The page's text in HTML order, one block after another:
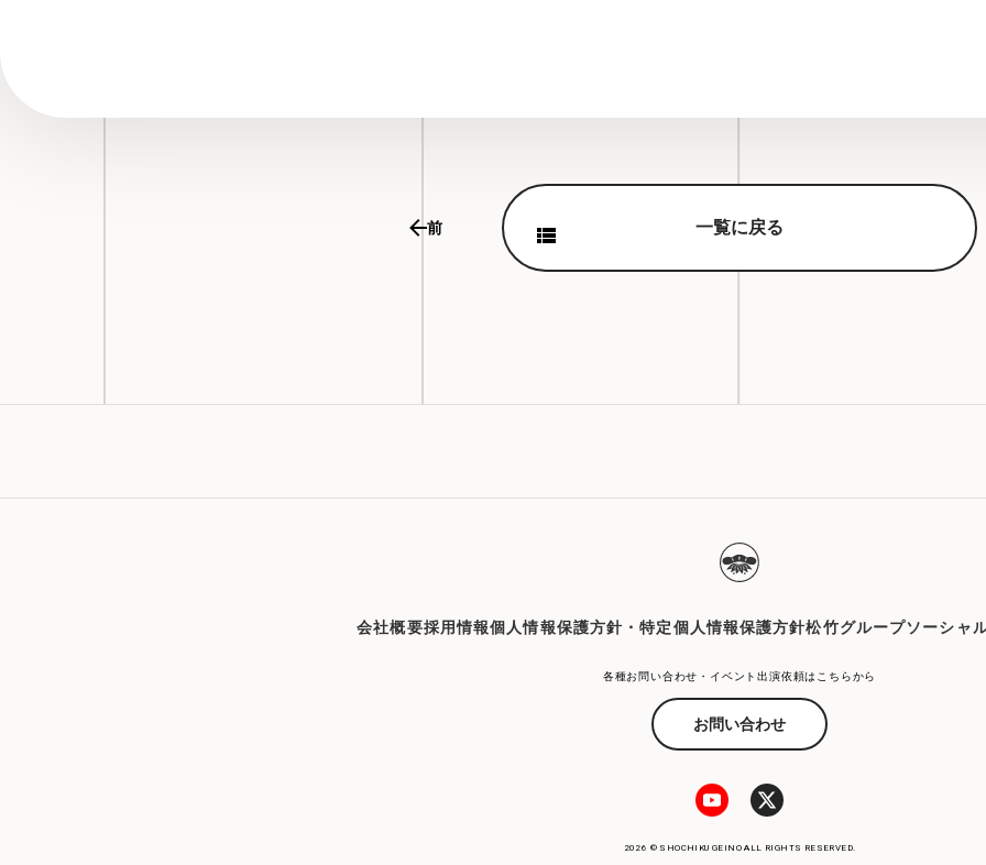
前 一覧に戻る
会社概要採用情報個人情報保護方針・特定個人情報保護方針松竹グループソーシャ
各種お問い合わせ・イベント出演依頼はこちらから
お問い合わせ
2026 © SHOCHIKU GEINO ALL RIGHTS RESERVED.